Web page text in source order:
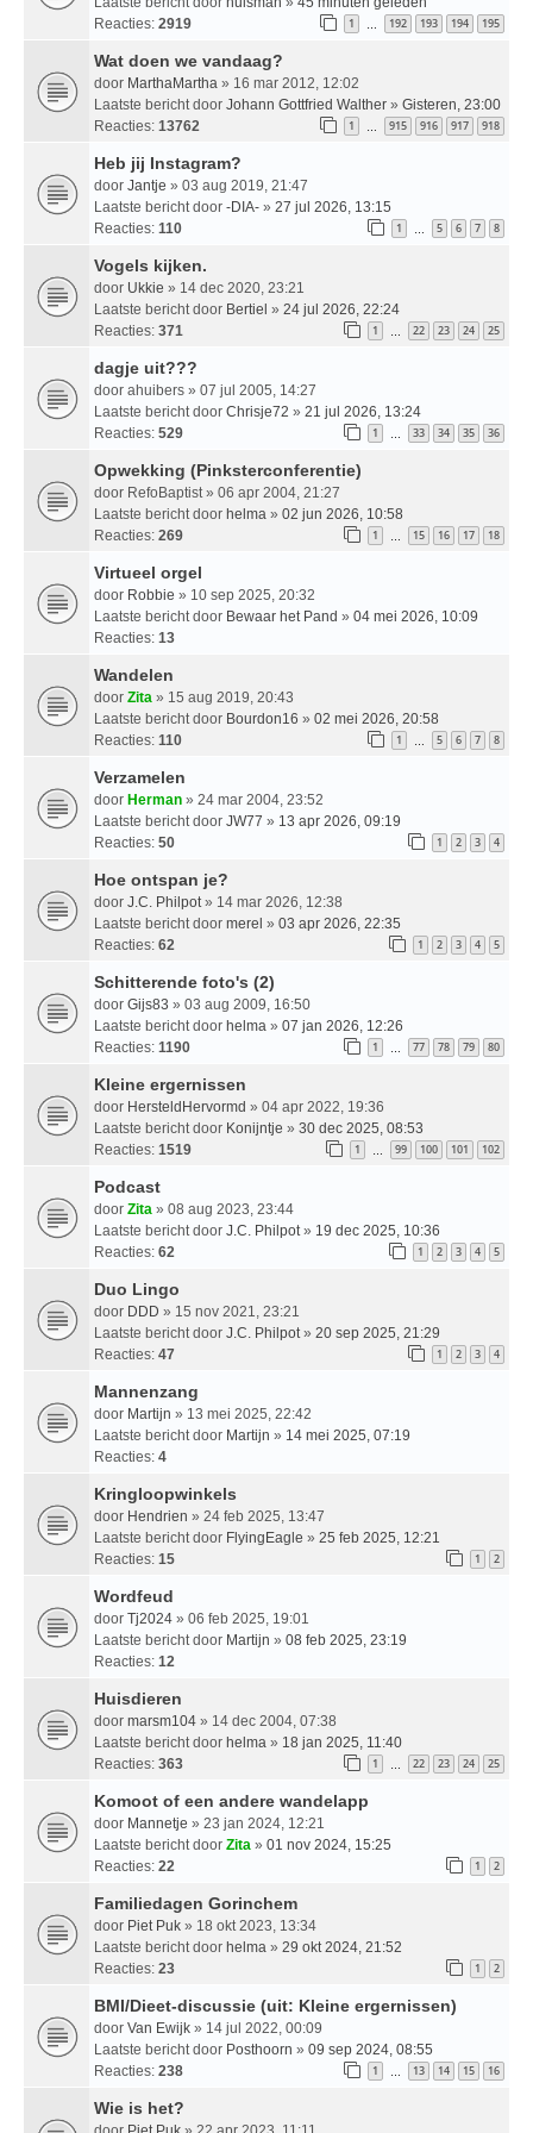
Reacties: 2919 1 … 192 193 194 195
Wat doen we vandaag?
door MarthaMartha » 16 mar 2012, 12:02
Laatste bericht door Johann Gottfried Walther » Gisteren, 23:00
Reacties: 13762 1 … 915 916 917 918
Heb jij Instagram?
door Jantje » 03 aug 2019, 21:47
Laatste bericht door -DIA- » 27 jul 2026, 13:15
Reacties: 110 1 … 5 6 7 8
Vogels kijken.
door Ukkie » 14 dec 2020, 23:21
Laatste bericht door Bertiel » 24 jul 2026, 22:24
Reacties: 371 1 … 22 23 24 25
dagje uit???
door ahuibers » 07 jul 2005, 14:27
Laatste bericht door Chrisje72 » 21 jul 2026, 13:24
Reacties: 529 1 … 33 34 35 36
Opwekking (Pinksterconferentie)
door RefoBaptist » 06 apr 2004, 21:27
Laatste bericht door helma » 02 jun 2026, 10:58
Reacties: 269 1 … 15 16 17 18
Virtueel orgel
door Robbie » 10 sep 2025, 20:32
Laatste bericht door Bewaar het Pand » 04 mei 2026, 10:09
Reacties: 13
Wandelen
door Zita » 15 aug 2019, 20:43
Laatste bericht door Bourdon16 » 02 mei 2026, 20:58
Reacties: 110 1 … 5 6 7 8
Verzamelen
door Herman » 24 mar 2004, 23:52
Laatste bericht door JW77 » 13 apr 2026, 09:19
Reacties: 50 1 2 3 4
Hoe ontspan je?
door J.C. Philpot » 14 mar 2026, 12:38
Laatste bericht door merel » 03 apr 2026, 22:35
Reacties: 62 1 2 3 4 5
Schitterende foto's (2)
door Gijs83 » 03 aug 2009, 16:50
Laatste bericht door helma » 07 jan 2026, 12:26
Reacties: 1190 1 … 77 78 79 80
Kleine ergernissen
door HersteldHervormd » 04 apr 2022, 19:36
Laatste bericht door Konijntje » 30 dec 2025, 08:53
Reacties: 1519 1 … 99 100 101 102
Podcast
door Zita » 08 aug 2023, 23:44
Laatste bericht door J.C. Philpot » 19 dec 2025, 10:36
Reacties: 62 1 2 3 4 5
Duo Lingo
door DDD » 15 nov 2021, 23:21
Laatste bericht door J.C. Philpot » 20 sep 2025, 21:29
Reacties: 47 1 2 3 4
Mannenzang
door Martijn » 13 mei 2025, 22:42
Laatste bericht door Martijn » 14 mei 2025, 07:19
Reacties: 4
Kringloopwinkels
door Hendrien » 24 feb 2025, 13:47
Laatste bericht door FlyingEagle » 25 feb 2025, 12:21
Reacties: 15 1 2
Wordfeud
door Tj2024 » 06 feb 2025, 19:01
Laatste bericht door Martijn » 08 feb 2025, 23:19
Reacties: 12
Huisdieren
door marsm104 » 14 dec 2004, 07:38
Laatste bericht door helma » 18 jan 2025, 11:40
Reacties: 363 1 … 22 23 24 25
Komoot of een andere wandelapp
door Mannetje » 23 jan 2024, 12:21
Laatste bericht door Zita » 01 nov 2024, 15:25
Reacties: 22 1 2
Familiedagen Gorinchem
door Piet Puk » 18 okt 2023, 13:34
Laatste bericht door helma » 29 okt 2024, 21:52
Reacties: 23 1 2
BMI/Dieet-discussie (uit: Kleine ergernissen)
door Van Ewijk » 14 jul 2022, 00:09
Laatste bericht door Posthoorn » 09 sep 2024, 08:55
Reacties: 238 1 … 13 14 15 16
Wie is het?